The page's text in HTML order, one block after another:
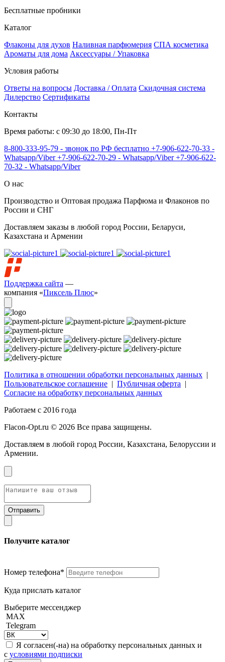
Бесплатные пробники
Каталог
Флаконы для духов Наливная парфюмерия СПА косметика
Ароматы для дома Аксессуары / Упаковка
Условия работы
Ответы на вопросы Доставка / Оплата Скидочная система
Дилерство Сертификаты
Контакты
Время работы: с 09:30 до 18:00, Пн-Пт
8-800-333-95-79 - звонок по РФ бесплатно +7-906-622-70-33 -
Whatsapp/Viber+7-906-622-70-29 - Whatsapp/Viber+7-906-622-
70-32 - Whatsapp/Viber
О нас
Производство и Оптовая продажа Парфюма и Флаконов по
России и СНГ
Доставляем заказы в любой город России, Беларуси,
Казахстана и Армении
Поддержка сайта —
компания «Пиксель Плюс»
Политика в отношении обработки персональных данных |
Пользовательское соглашение | Публичная оферта |
Согласие на обработку персональных данных
Работаем с 2016 года
Flacon-Opt.ru © 2026 Все права защищены.
Доставляем в любой город России, Казахстана, Белоруссии и
Армении.
Получите каталог
Номер телефона*
Куда прислать каталог
Выберите мессенджер
MAX
Telegram
Я согласен(-на) на обработку персональных данных и
с условиями подписки